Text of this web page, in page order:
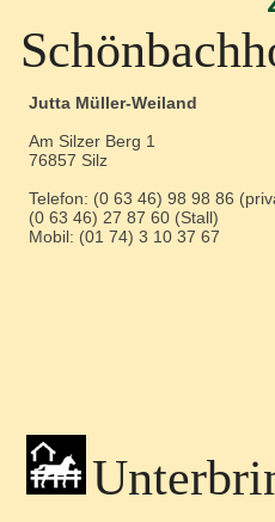
Jutta Müller-Weiland
Am Silzer Berg 1
76857 Silz
Telefon: (0 63 46) 98 98 86
(0 63 46) 27 87 60 (Stall)
Mobil: (01 74) 3 10 37 67